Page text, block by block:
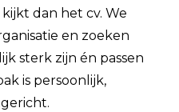
dan het cv. We
en zoeken
sterk zijn én passen
is persoonlijk,